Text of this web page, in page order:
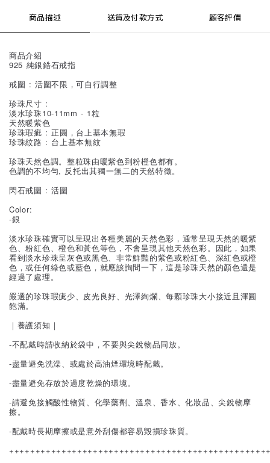
商品描述 送貨及付款方式 顧客評價
商品介紹
925 純銀鋯石戒指
戒圍 : 活圍不限，可自行調整
珍珠尺寸 :
淡水珍珠10-11mm - 1粒
天然暖紫色
珍珠瑕疵 : 正圓，台上基本無瑕
珍珠紋路 : 台上基本無紋
珍珠天然色調。整粒珠由暖紫色到粉橙色都有。
色調的不均勻, 反托出其獨一無二的天然特徵。
閃石戒圍 : 活圍
Color:
-銀
淡水珍珠確實可以呈現出各種美麗的天然色彩，通常呈現天然的暖紫
色、粉紅色、橙色和黃色等色，不會呈現其他天然色彩。因此，如果
看到淡水珍珠呈灰色或黑色、非常鮮豔的紫色或粉紅色、深紅色或橙
色，或任何綠色或藍色，就應該詢問一下，這是珍珠天然的顏色還是
經過了處理。
嚴選的珍珠瑕疵少、皮光良好、光澤絢爛、每顆珍珠大小接近且渾圓
飽滿。
｜養護須知｜
-不配戴時請收納於袋中，不要與尖銳物品同放。
-盡量避免洗澡、或處於高油煙環境時配戴。
-盡量避免存放於過度乾燥的環境。
-請避免接觸酸性物質、化學藥劑、溫泉、香水、化妝品、尖銳物摩
擦。
-配戴時長期摩擦或是意外刮傷都容易毀損珍珠質。